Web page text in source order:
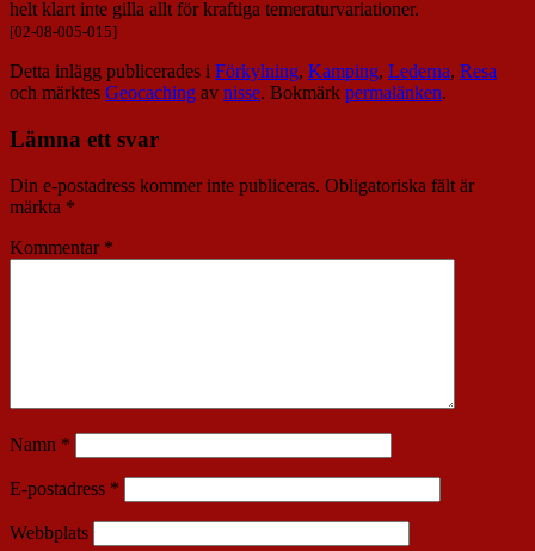
helt klart inte gilla allt för kraftiga temeraturvariationer.
[02-08-005-015]
Detta inlägg publicerades i Förkylning, Kamping, Lederna, Resa
och märktes Geocaching av nisse. Bokmärk permalänken.
Lämna ett svar
Din e-postadress kommer inte publiceras. Obligatoriska fält är
märkta *
Kommentar *
Namn *
E-postadress *
Webbplats